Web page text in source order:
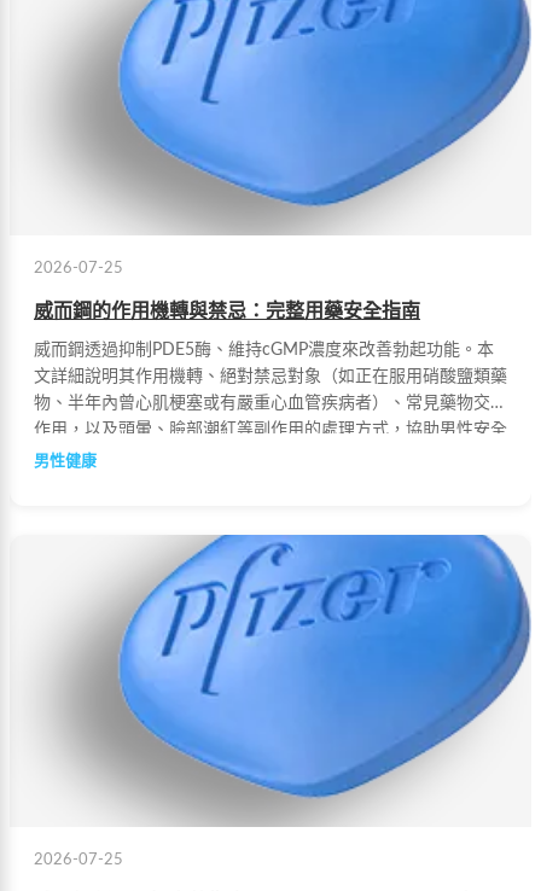
2026-07-25
威而鋼的作用機轉與禁忌：完整用藥安全指南
威而鋼透過抑制PDE5酶、維持cGMP濃度來改善勃起功能。本
文詳細說明其作用機轉、絕對禁忌對象（如正在服用硝酸鹽類藥
物、半年內曾心肌梗塞或有嚴重心血管疾病者）、常見藥物交互
作用，以及頭暈、臉部潮紅等副作用的處理方式，協助男性安全
正確用藥。
男性健康
2026-07-25